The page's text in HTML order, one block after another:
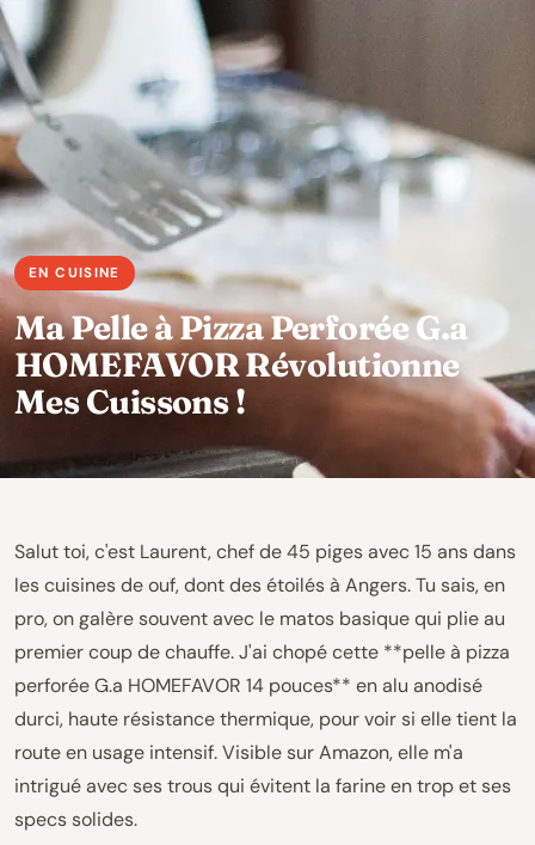
Ma Pelle à Pizza Perforée G.a
HOMEFAVOR Révolutionne
Mes Cuissons !
Salut toi, c'est Laurent, chef de 45 piges avec 15 ans dans
les cuisines de ouf, dont des étoilés à Angers. Tu sais, en
pro, on galère souvent avec le matos basique qui plie au
premier coup de chauffe. J'ai chopé cette **pelle à pizza
perforée G.a HOMEFAVOR 14 pouces** en alu anodisé
durci, haute résistance thermique, pour voir si elle tient la
route en usage intensif. Visible sur Amazon, elle m'a
intrigué avec ses trous qui évitent la farine en trop et ses
specs solides.